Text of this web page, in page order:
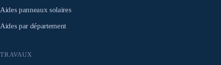
Aides panneaux solaires
Aides par département
TRAVAUX